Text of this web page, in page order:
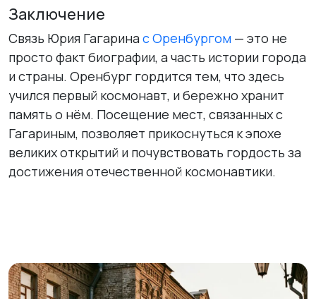
Заключение
Связь Юрия Гагаринас Оренбургом — это не
просто факт биографии, а часть истории города
и страны. Оренбург гордится тем, что здесь
учился первый космонавт, и бережно хранит
память о нём. Посещение мест, связанных с
Гагариным, позволяет прикоснуться к эпохе
великих открытий и почувствовать гордость за
достижения отечественной космонавтики.